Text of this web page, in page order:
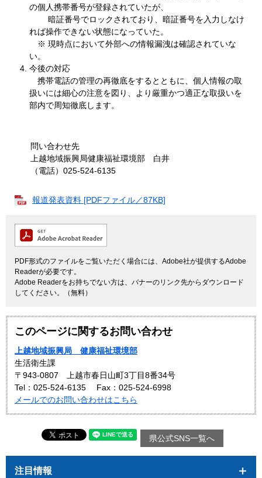
の個人携帯番号が登録されていたが、
暗証番号でロックされており、暗証番号を入力しなけ
れば操作できない状態になっていた。
※ 現時点において外部への情報漏洩は確認されていな
い。
今後の対応​
​ 携帯電話の管理の再徹底をするとともに、個人情報の取
扱いには細心の注意を図り、より厳重かつ適正な取扱いを
部内で周知徹底します。
問い合わせ先
上越地域振興局健康福祉環境部 白井
（電話）025-524-6135
報道発表資料 [PDFファイル／87KB]
PDF形式のファイルをご覧いただく場合には、Adobe社が提供するAdobe
Readerが必要です。
Adobe Readerをお持ちでない方は、バナーのリンク先からダウンロード
してください。（無料）
このページに関するお問い合わせ
上越地域振興局 健康福祉環境部
生活衛生課
〒943-0807 上越市春日山町3丁目8番34号
Tel：025-524-6135
Fax：025-524-6998
メールでのお問い合わせはこちら
県公式SNS一覧へ
注目情報